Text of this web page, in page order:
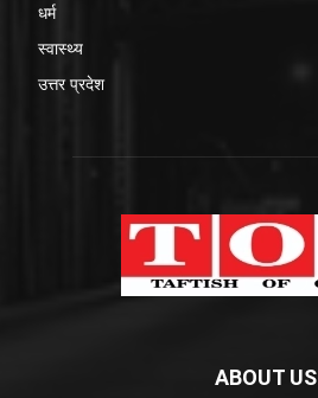
धर्म
स्वास्थ्य
उत्तर प्रदेश
ABOUT US